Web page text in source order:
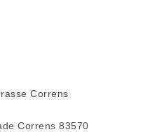
Correns
Correns 83570